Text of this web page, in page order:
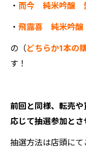
・ 而今 純米吟醸
・ 飛露喜 純米吟醸
の（どちらか1本の
す！
前回と同様、転売
応じて抽選参加とさ
抽選方法は店頭にて